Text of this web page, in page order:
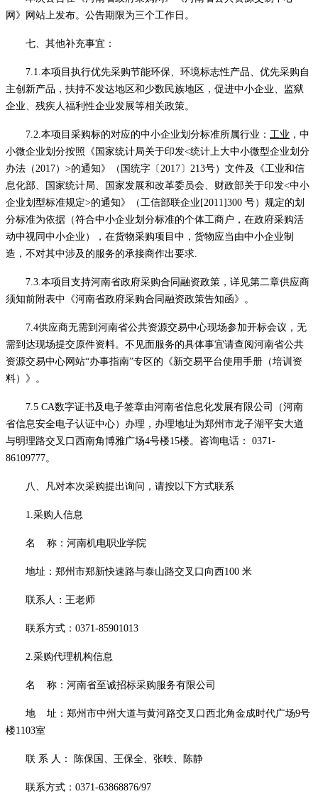
网》网站上发布。公告期限为三个工作日。
七、其他补充事宜：
7.1.本项目执行优先采购节能环保、环境标志性产品、优先采购自
主创新产品，扶持不发达地区和少数民族地区，促进中小企业、监狱
企业、残疾人福利性企业发展等相关政策。
7.2.本项目采购标的对应的中小企业划分标准所属行业： 工业 ，中
小微企业划分按照《国家统计局关于印发<统计上大中小微型企业划分
办法（2017）>的通知》
（ 国统字〔 2017〕213号） 文件及《工业和信
息化部、国家统计局、国家发展和改革委员会、财政部关于印发<中小
企业划型标准规定>的通知》（工信部联企业[2011]300 号）规定的划
分标准为依据（符合中小企业划分标准的个体工商户，在政府采购活
动中视同中小企业）
， 在货物采购项目中，货物应当由中小企业制
造，不对其中涉及的服务的承接商作出要求.
7.3.本项目支持河南省政府采购合同融资政策，详见第二章供应商
须知前附表中《河南省政府采购合同融资政策告知函》。
7.4供应商无需到河南省公共资源交易中心现场参加开标会议，无
需到达现场提交原件资料。不见面服务的具体事宜请查阅河南省公共
资源交易中心网站“办事指南”专区的《新交易平台使用手册（培训资
料）》。
7.5 CA数字证书及电子签章由河南省信息化发展有限公司（河南
省信息安全电子认证中心）办理，办理地址为郑州市龙子湖平安大道
与明理路交叉口西南角博雅广场4号楼15楼。咨询电话： 0371-
86109777。
八、凡对本次采购提出询问，请按以下方式联系
1.采购人信息
名 称： 河南机电职业学院
地址：郑州市郑新快速路与泰山路交叉口向西100 米
联系人：王老师
联系方式： 0371-85901013
2.采购代理机构信息
名 称：河南省至诚招标采购服务有限公司
地 址：郑州市中州大道与黄河路交叉口西北角金成时代广场9号
楼1103室
联 系 人 ： 陈保国、王保全、张昳、陈静
联系方式： 0371-63868876/97